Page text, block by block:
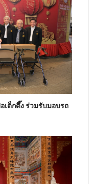
ต็กตึ๊ง ร่วมรับมอบรถ